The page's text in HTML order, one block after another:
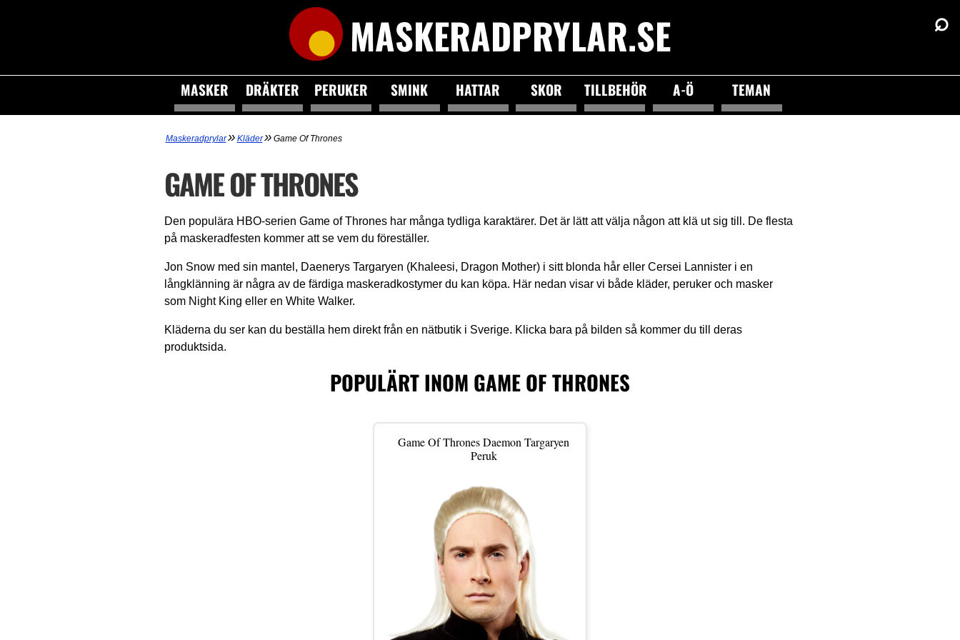
MASKERADPRYLAR.SE ⌕
MASKER DRÄKTER PERUKER SMINK HATTAR SKOR TILLBEHÖR A-Ö TEMAN
Maskeradprylar» Kläder» Game Of Thrones
GAME OF THRONES
Den populära HBO-serien Game of Thrones har många tydliga karaktärer. Det är lätt att välja någon att klä ut sig till. De flesta
på maskeradfesten kommer att se vem du föreställer.
Jon Snow med sin mantel, Daenerys Targaryen (Khaleesi, Dragon Mother) i sitt blonda hår eller Cersei Lannister i en
långklänning är några av de färdiga maskeradkostymer du kan köpa. Här nedan visar vi både kläder, peruker och masker
som Night King eller en White Walker.
Kläderna du ser kan du beställa hem direkt från en nätbutik i Sverige. Klicka bara på bilden så kommer du till deras
produktsida.
POPULÄRT INOM GAME OF THRONES
Game Of Thrones Daemon Targaryen
Peruk